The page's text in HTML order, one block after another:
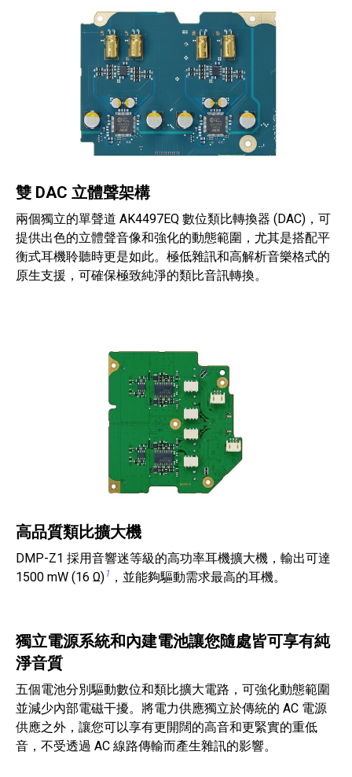
雙 DAC 立體聲架構
兩個獨立的單聲道 AK4497EQ 數位類比轉換器 (DAC)，可
提供出色的立體聲音像和強化的動態範圍，尤其是搭配平
衡式耳機聆聽時更是如此。極低雜訊和高解析音樂格式的
原生支援，可確保極致純淨的類比音訊轉換。
高品質類比擴大機
DMP-Z1 採用音響迷等級的高功率耳機擴大機，輸出可達
1500 mW (16 Ω)1 ，並能夠驅動需求最高的耳機。
獨立電源系統和內建電池讓您隨處皆可享有純
淨音質
五個電池分別驅動數位和類比擴大電路，可強化動態範圍
並減少內部電磁干擾。將電力供應獨立於傳統的 AC 電源
供應之外，讓您可以享有更開闊的高音和更緊實的重低
音，不受透過 AC 線路傳輸而產生雜訊的影響。